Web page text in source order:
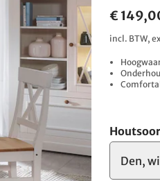
€
incl. BTW,
Den,